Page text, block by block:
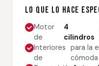
Lo que lo hace
Motor
de
4
cilindros
Interiores
de
para la
cómoda